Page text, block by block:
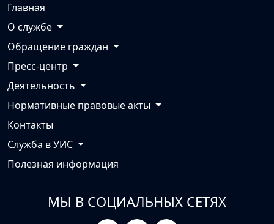
Главная
О службе
Обращение граждан
Пресс-центр
Деятельность
Нормативные правовые акты
Контакты
Служба в УИС
Полезная информация
МЫ В СОЦИАЛЬНЫХ СЕТЯХ